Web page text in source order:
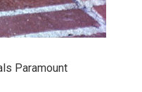
Paramount